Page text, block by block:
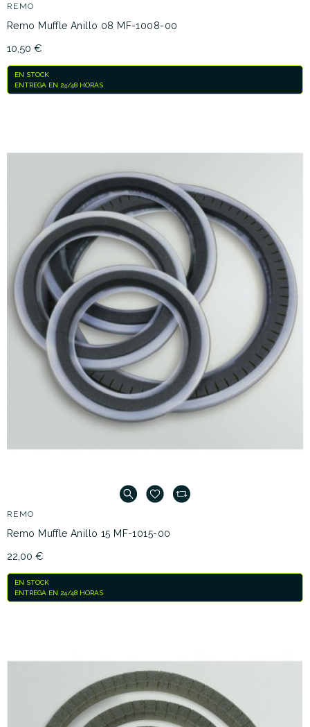
REMO
Remo Muffle Anillo 08 MF-1008-00
10,50 €
EN STOCK
ENTREGA EN 24/48 HORAS
REMO
Remo Muffle Anillo 15 MF-1015-00
22,00 €
EN STOCK
ENTREGA EN 24/48 HORAS